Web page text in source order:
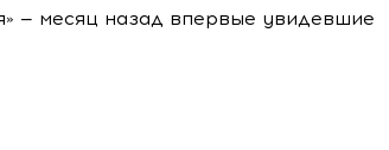
— месяц назад впервые увидевшие